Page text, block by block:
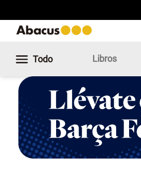
Todo Libros